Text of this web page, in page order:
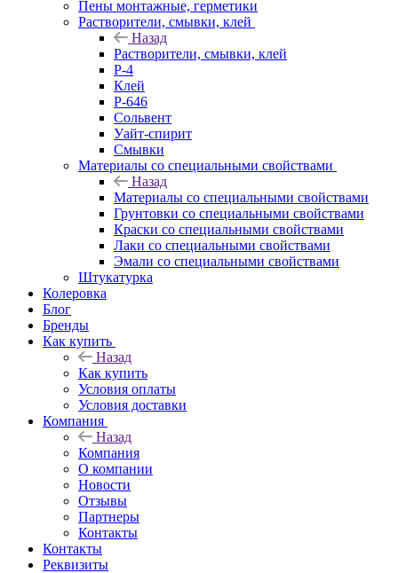
Пены монтажные, герметики
Растворители, смывки, клей
Назад
Растворители, смывки, клей
Р-4
Клей
Р-646
Сольвент
Уайт-спирит
Смывки
Материалы со специальными свойствами
Назад
Материалы со специальными свойствами
Грунтовки со специальными свойствами
Краски со специальными свойствами
Лаки со специальными свойствами
Эмали со специальными свойствами
Штукатурка
Колеровка
Блог
Бренды
Как купить
Назад
Как купить
Условия оплаты
Условия доставки
Компания
Назад
Компания
О компании
Новости
Отзывы
Партнеры
Контакты
Контакты
Реквизиты